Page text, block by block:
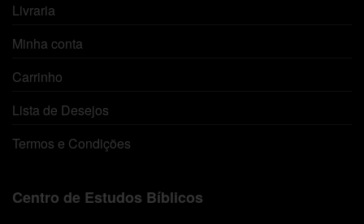
Livraria
Minha conta
Carrinho
Lista de Desejos
Termos e Condições
Centro de Estudos Bíblicos